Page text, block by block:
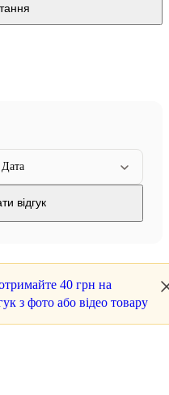
Дата
відгук
40 грн на
з фото або відео товару